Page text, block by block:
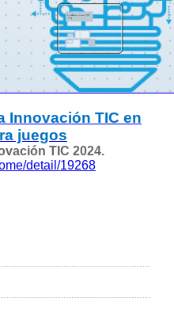
Innovación TIC en
juegos
TIC 2024.
detail/19268